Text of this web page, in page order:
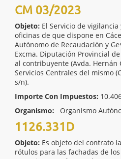
CM 03/2023
Objeto: El Servicio de
oficinas de que dispone en
Autónomo de Recaudación y
Excma. Diputación Provincial
al contribuyente (Avda. Hernán
Servicios Centrales del mismo
s/n).
Importe Con Impuestos:
Organismo:
Organismo
1126.331D
Objeto: Es objeto del contrato
rótulos para las fachadas de